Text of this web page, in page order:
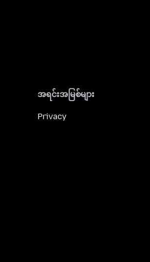
အရင်းအမြစ်များ
Privacy